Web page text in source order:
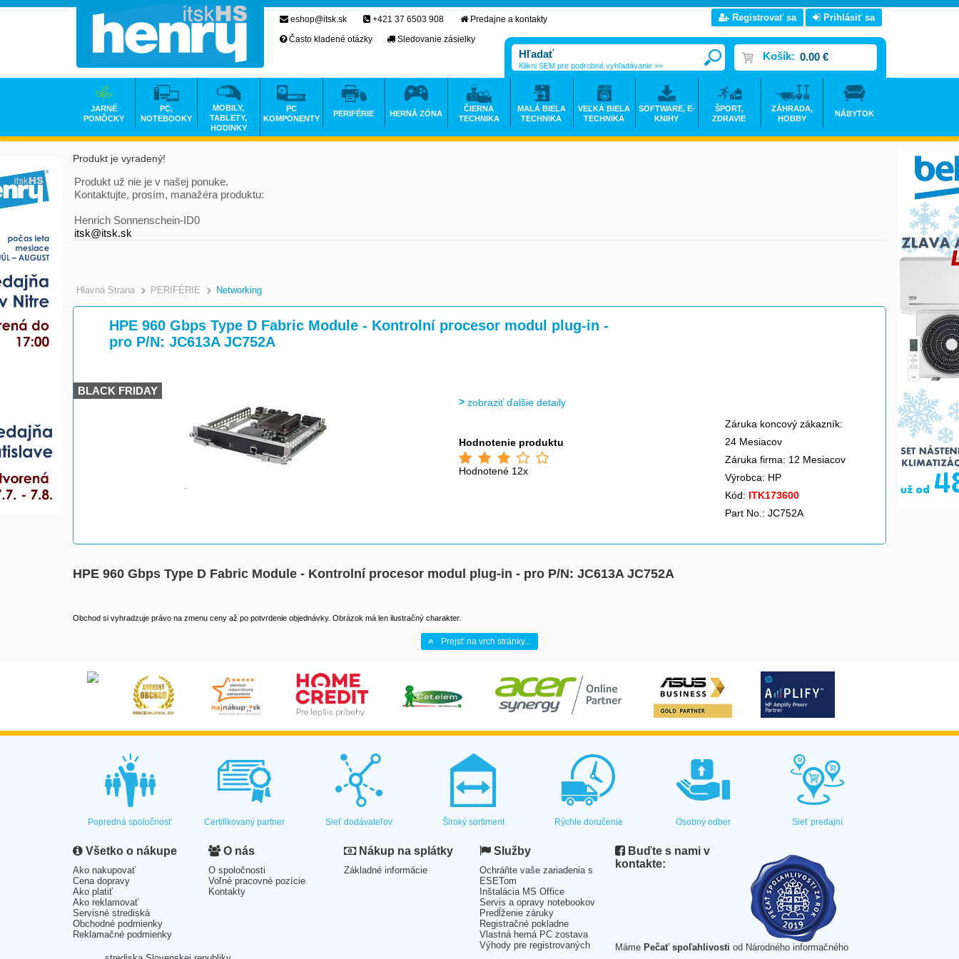
Produkt je vyradený!
Produkt už nie je v našej ponuke.
Kontaktujte, prosím, manažéra produktu:
Henrich Sonnenschein-ID0
itsk@itsk.sk
Hlavná Strana >
PERIFÉRIE >
Networking
HPE 960 Gbps Type D Fabric Module - Kontrolní procesor modul plug-in -
pro P/N: JC613A JC752A
BLACK FRIDAY
zobraziť ďalšie detaily
Hodnotenie produktu
Hodnotené 12x
Záruka koncový zákazník:
24 Mesiacov
Záruka firma: 12 Mesiacov
Výrobca: HP
Kód: ITK173600
Part No.: JC752A
HPE 960 Gbps Type D Fabric Module - Kontrolní procesor modul plug-in - pro P/N: JC613A JC752A
Obchod si vyhradzuje právo na zmenu ceny až po potvrdenie objednávky. Obrázok má len ilustračný charakter.
Prejsť na vrch stránky...
eshop@itsk.sk +421 37 6503 908
Predajne a kontakty
Často kladené otázky
Sledovanie zásielky
Registrovať sa Prihlásiť sa
Košík: 0.00 €
Klikni SEM pre podrobné vyhľadávanie >>
JARNÉ
POMÔCKY
PC,
NOTEBOOKY
MOBILY,
TABLETY,
HODINKY
PC
KOMPONENTY
PERIFÉRIE HERNÁ ZÓNA
ČIERNA
TECHNIKA
MALÁ BIELA
TECHNIKA
VEĽKÁ BIELA
TECHNIKA
SOFTWARE, E-
KNIHY
ŠPORT,
ZDRAVIE
ZÁHRADA,
HOBBY
NÁBYTOK
Popredná spoločnosť Certifikovaný partner Sieť dodávateľov Široký sortiment Rýchle doručenie Osobný odber Sieť predajní
Všetko o nákupe
Ako nakupovať
Cena dopravy
Ako platiť
Ako reklamovať
Servisné strediská
Obchodné podmienky
Reklamačné podmienky
O nás
O spoločnosti
Voľné pracovné pozície
Kontakty
Nákup na splátky
Základné informácie
Služby
Ochráňte vaše zariadenia s
ESETom
Inštalácia MS Office
Servis a opravy notebookov
Predĺženie záruky
Registračné pokladne
Vlastná herná PC zostava
Výhody pre registrovaných
Buďte s nami v
kontakte:
Máme Pečať spoľahlivosti od Národného informačného